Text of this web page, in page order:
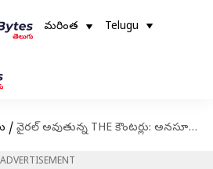
మరింత Telugu
/ వైరల్ అవుతున్న THE కౌంటర్లు: అనసూయ కోసమే అంటున్న నెటిజన్లు
ADVERTISEMENT